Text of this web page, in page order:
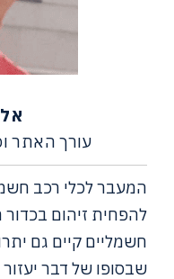
עורך האתר
המעבר לכלי רכב
להפחית זיהום
חשמליים קיים גם
שבסופו של דבר